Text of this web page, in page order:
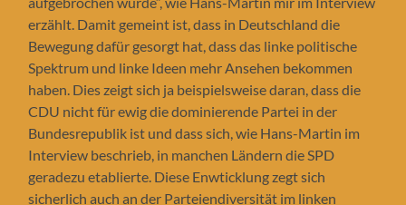
erzählt. Damit gemeint ist, dass in Deutschland die
Bewegung dafür gesorgt hat, dass das linke politische
Spektrum und linke Ideen mehr Ansehen bekommen
haben. Dies zeigt sich ja beispielsweise daran, dass die
CDU nicht für ewig die dominierende Partei in der
Bundesrepublik ist und dass sich, wie Hans-Martin im
Interview beschrieb, in manchen Ländern die SPD
geradezu etablierte. Diese Enwticklung zegt sich
sicherlich auch an der Parteiendiversität im linken